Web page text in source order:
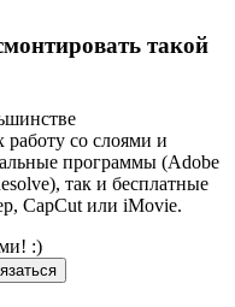
такой
со слоями и
программы (Adobe
так и бесплатные
CapCut или iMovie.
:)